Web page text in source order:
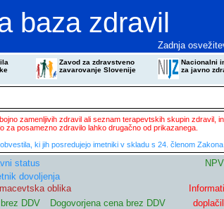
baza zdravil
Zadnja
Zavod za zdravstveno
zavarovanje Slovenije
Nacionalni
za javno
zamenljivih zdravil ali seznam terapevtskih skupin zdravil,
za posamezno zdravilo lahko drugačno od prikazanega.
ki jih posredujejo imetniki v skladu s 24. členom Zakona
status NPV
dovoljenja
oblika
DDV Dogovorjena cena brez DDV